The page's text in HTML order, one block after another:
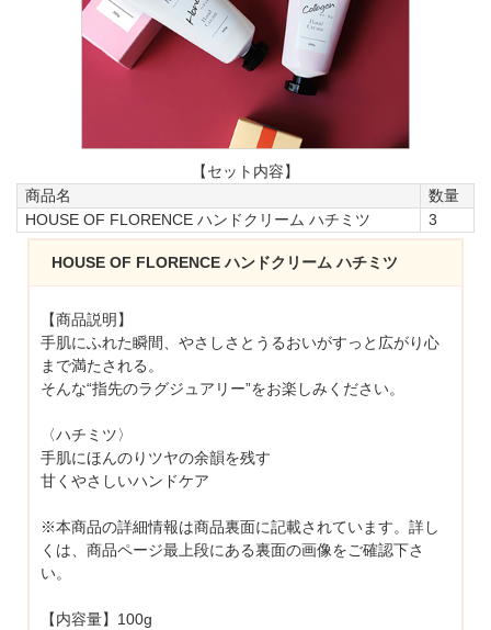
【セット内容】
商品名
数量
HOUSE OF FLORENCE ハンドクリーム ハチミツ
3
HOUSE OF FLORENCE ハンドクリーム ハチミツ
【商品説明】
手肌にふれた瞬間、やさしさとうるおいがすっと広がり心
まで満たされる。
そんな“指先のラグジュアリー”をお楽しみください。
〈ハチミツ〉
手肌にほんのりツヤの余韻を残す
甘くやさしいハンドケア
※本商品の詳細情報は商品裏面に記載されています。詳し
くは、商品ページ最上段にある裏面の画像をご確認下さ
い。
【内容量】100g